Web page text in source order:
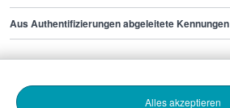
Bewerbende
Aus Authentifizierungen abgeleitete Kennungen
Alles akzeptieren